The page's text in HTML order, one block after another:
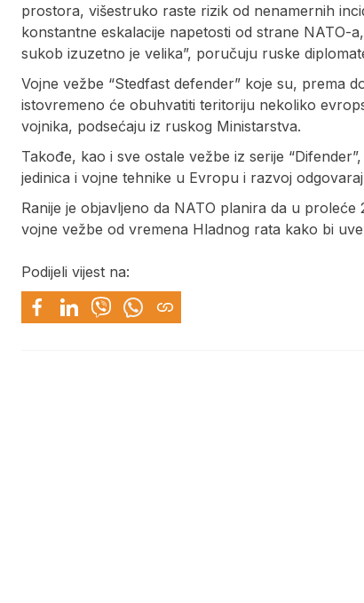
prostora, višestruko raste rizik od nenamernih
konstantne eskalacije napetosti od strane
sukob izuzetno je velika”, poručuju ruske
Vojne vežbe “Stedfast defender” koje su, prema
istovremeno će obuhvatiti teritoriju nekoliko
vojnika, podsećaju iz ruskog Ministarstva.
Takođe, kao i sve ostale vežbe iz serije
jedinica i vojne tehnike u Evropu i razvoj
Ranije je objavljeno da NATO planira da u
vojne vežbe od vremena Hladnog rata kako bi
Podijeli vijest na: